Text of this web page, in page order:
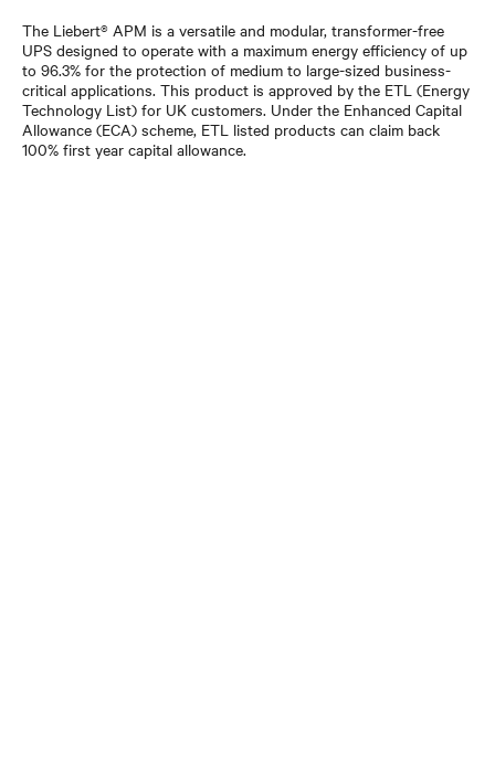
The Liebert® APM is a versatile and modular, transformer-free
UPS designed to operate with a maximum energy efficiency of up
to 96.3% for the protection of medium to large-sized business-
critical applications. This product is approved by the ETL (Energy
Technology List) for UK customers. Under the Enhanced Capital
Allowance (ECA) scheme, ETL listed products can claim back
100% first year capital allowance.